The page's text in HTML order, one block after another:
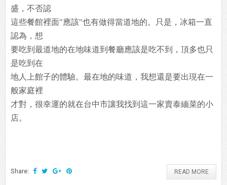
盛，不否認
這些餐館裡面"應該"也有做得當道地的。只是，冰箱一直
認為，想
要吃到最道地的在地味道到餐廳應該是吃不到，頂多也只
是吃到在
地人上館子的體驗。最在地的味道，我想還是要出現在一
般家庭裡
才對，很幸運的就在台中市讓我找到這一家賣泰緬菜的小
店。
Share: READ MORE